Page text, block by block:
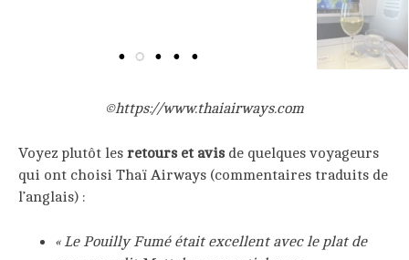
©https://www.thaiairways.com
Voyez plutôt les retours et avis de quelques voyageurs
qui ont choisi Thaï Airways (commentaires traduits de
l’anglais) :
« Le Pouilly Fumé était excellent avec le plat de